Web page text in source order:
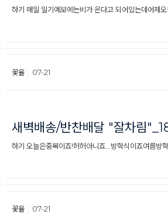
하기 매일 일기예보에는비가 온다고 되어있는데어제
꽃율 07-21
새벽배송/반찬배달 "잘차림
하기 오늘은중복이죠!허허아니죠...방학식이죠여름방
꽃율 07-21